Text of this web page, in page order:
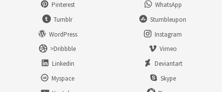
Pinterest
WhatsApp
Tumblr
Stumbleupon
WordPress
Instagram
>Dribbble
Vimeo
Linkedin
Deviantart
Myspace
Skype